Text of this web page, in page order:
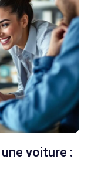
voiture :